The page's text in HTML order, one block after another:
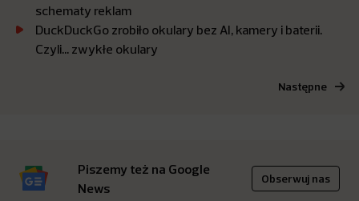
schematy reklam
DuckDuckGo zrobiło okulary bez AI, kamery i baterii.
Czyli… zwykłe okulary
Następne
Piszemy też na Google
News
Obserwuj nas